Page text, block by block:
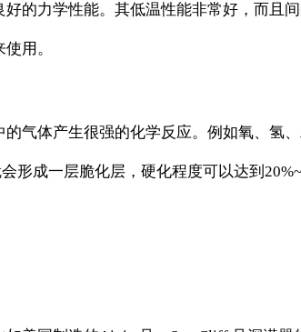
的力学性能。其低温性能非常好，而且
用。
气体产生很强的化学反应。例如氧、氢
形成一层脆化层，硬化程度可以达到